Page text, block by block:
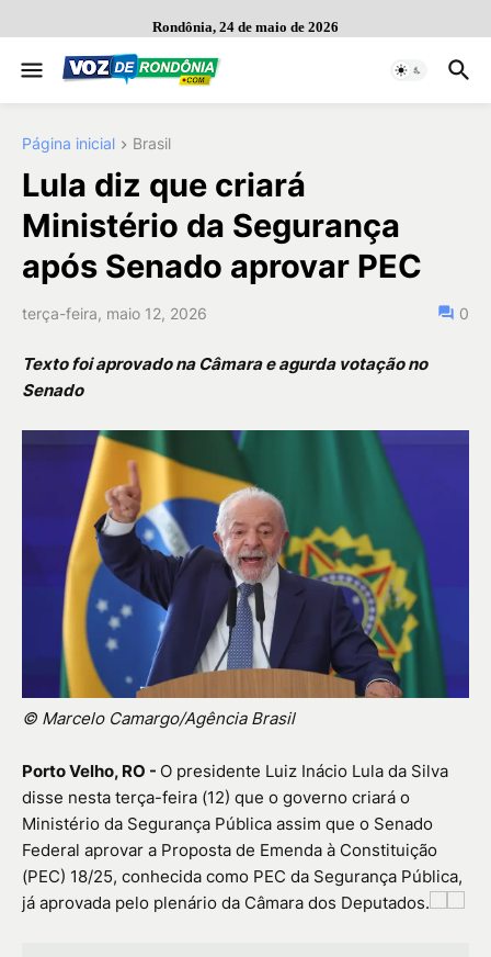
Rondônia, 24 de maio de 2026
Página inicial Brasil
Lula diz que criará
Ministério da Segurança
após Senado aprovar PEC
terça-feira, maio 12, 2026 0
Texto foi aprovado na Câmara e agurda votação no
Senado
© Marcelo Camargo/Agência Brasil
Porto Velho, RO - O presidente Luiz Inácio Lula da Silva
disse nesta terça-feira (12) que o governo criará o
Ministério da Segurança Pública assim que o Senado
Federal aprovar a Proposta de Emenda à Constituição
(PEC) 18/25, conhecida como PEC da Segurança Pública,
já aprovada pelo plenário da Câmara dos Deputados.